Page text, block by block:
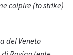
colpire (to strike)
del Veneto